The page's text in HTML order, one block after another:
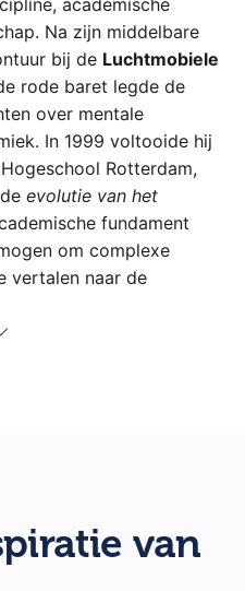
Na zijn middelbare
bij de Luchtmobiele
rode baret legde de
over mentale
In 1999 voltooide hij
Rotterdam,
evolutie van het
fundament
om complexe
vertalen naar de
werd ingegeven
met cabaretier
van